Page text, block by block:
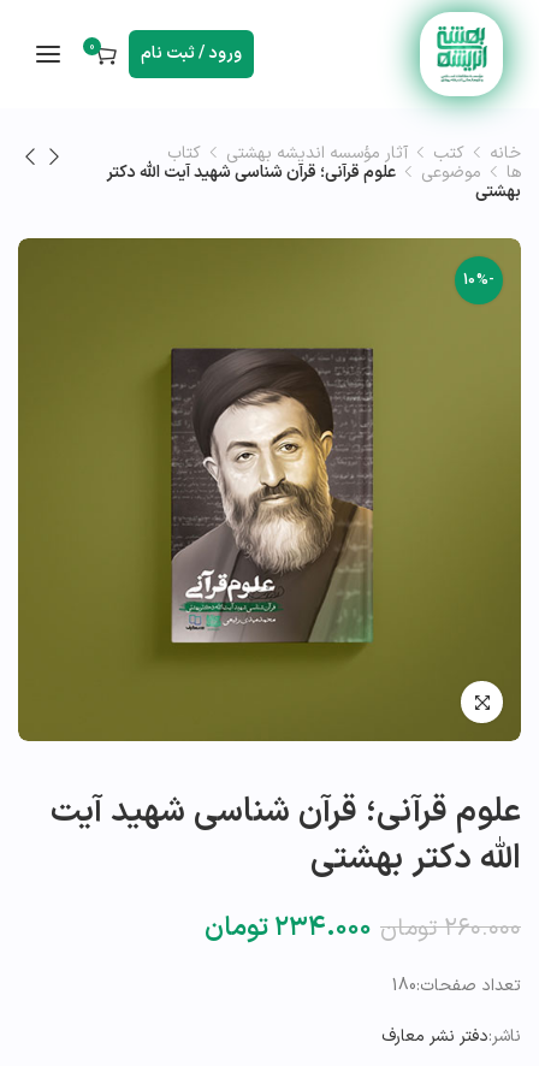
ورود / ثبت نام 0
خانه کتب آثار مؤسسه اندیشه بهشتی کتاب
ها موضوعی علوم قرآنی؛ قرآن شناسی شهید آیت الله دکتر
بهشتی
-10%
علوم قرآنی؛ قرآن شناسی شهید آیت
الله دکتر بهشتی
۲۶۰.۰۰۰ تومان ۲۳۴.۰۰۰تومان
تعداد صفحات:180
ناشر:دفتر نشر معارف